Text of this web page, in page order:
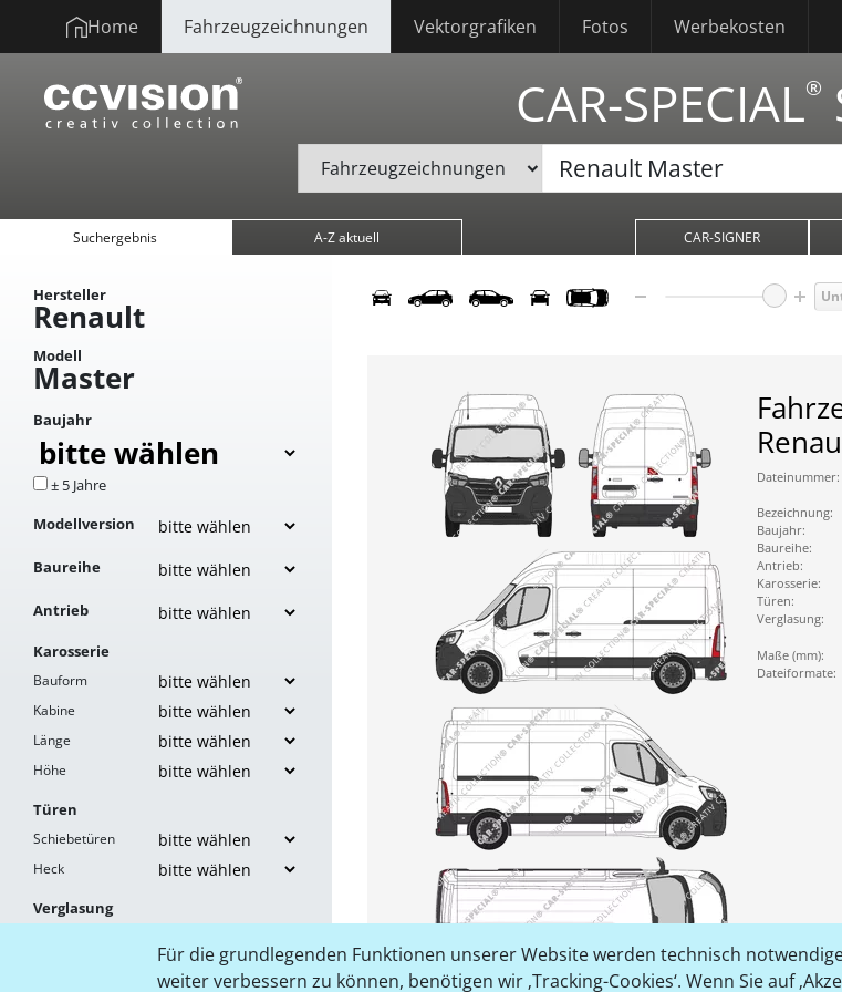
Für die grundlegenden Funktionen unserer Website werden technisch
weiter verbessern zu können, benötigen wir ‚Tracking-Cookies‘. Wenn Sie auf
Home Fahrzeugzeichnungen Vektorgrafiken Fotos Werbekosten
CAR-SPECIAL®
Suchergebnis A-Z aktuell CAR-SIGNER
Hersteller
Renault
Modell
Master
Baujahr
± 5 Jahre
Modellversion
Baureihe
Antrieb
Karosserie
Bauform
Kabine
Länge
Höhe
Türen
Schiebetüren
Heck
Verglasung
Dateinummer:
Bezeichnung:
Baujahr:
Baureihe:
Antrieb:
Karosserie:
Türen:
Verglasung:
Maße (mm):
Dateiformate: